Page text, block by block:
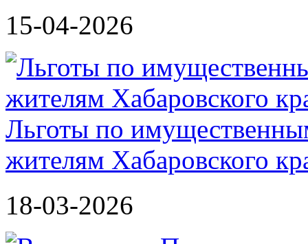
15-04-2026
Льготы по
жителям Хабаровского
18-03-2026